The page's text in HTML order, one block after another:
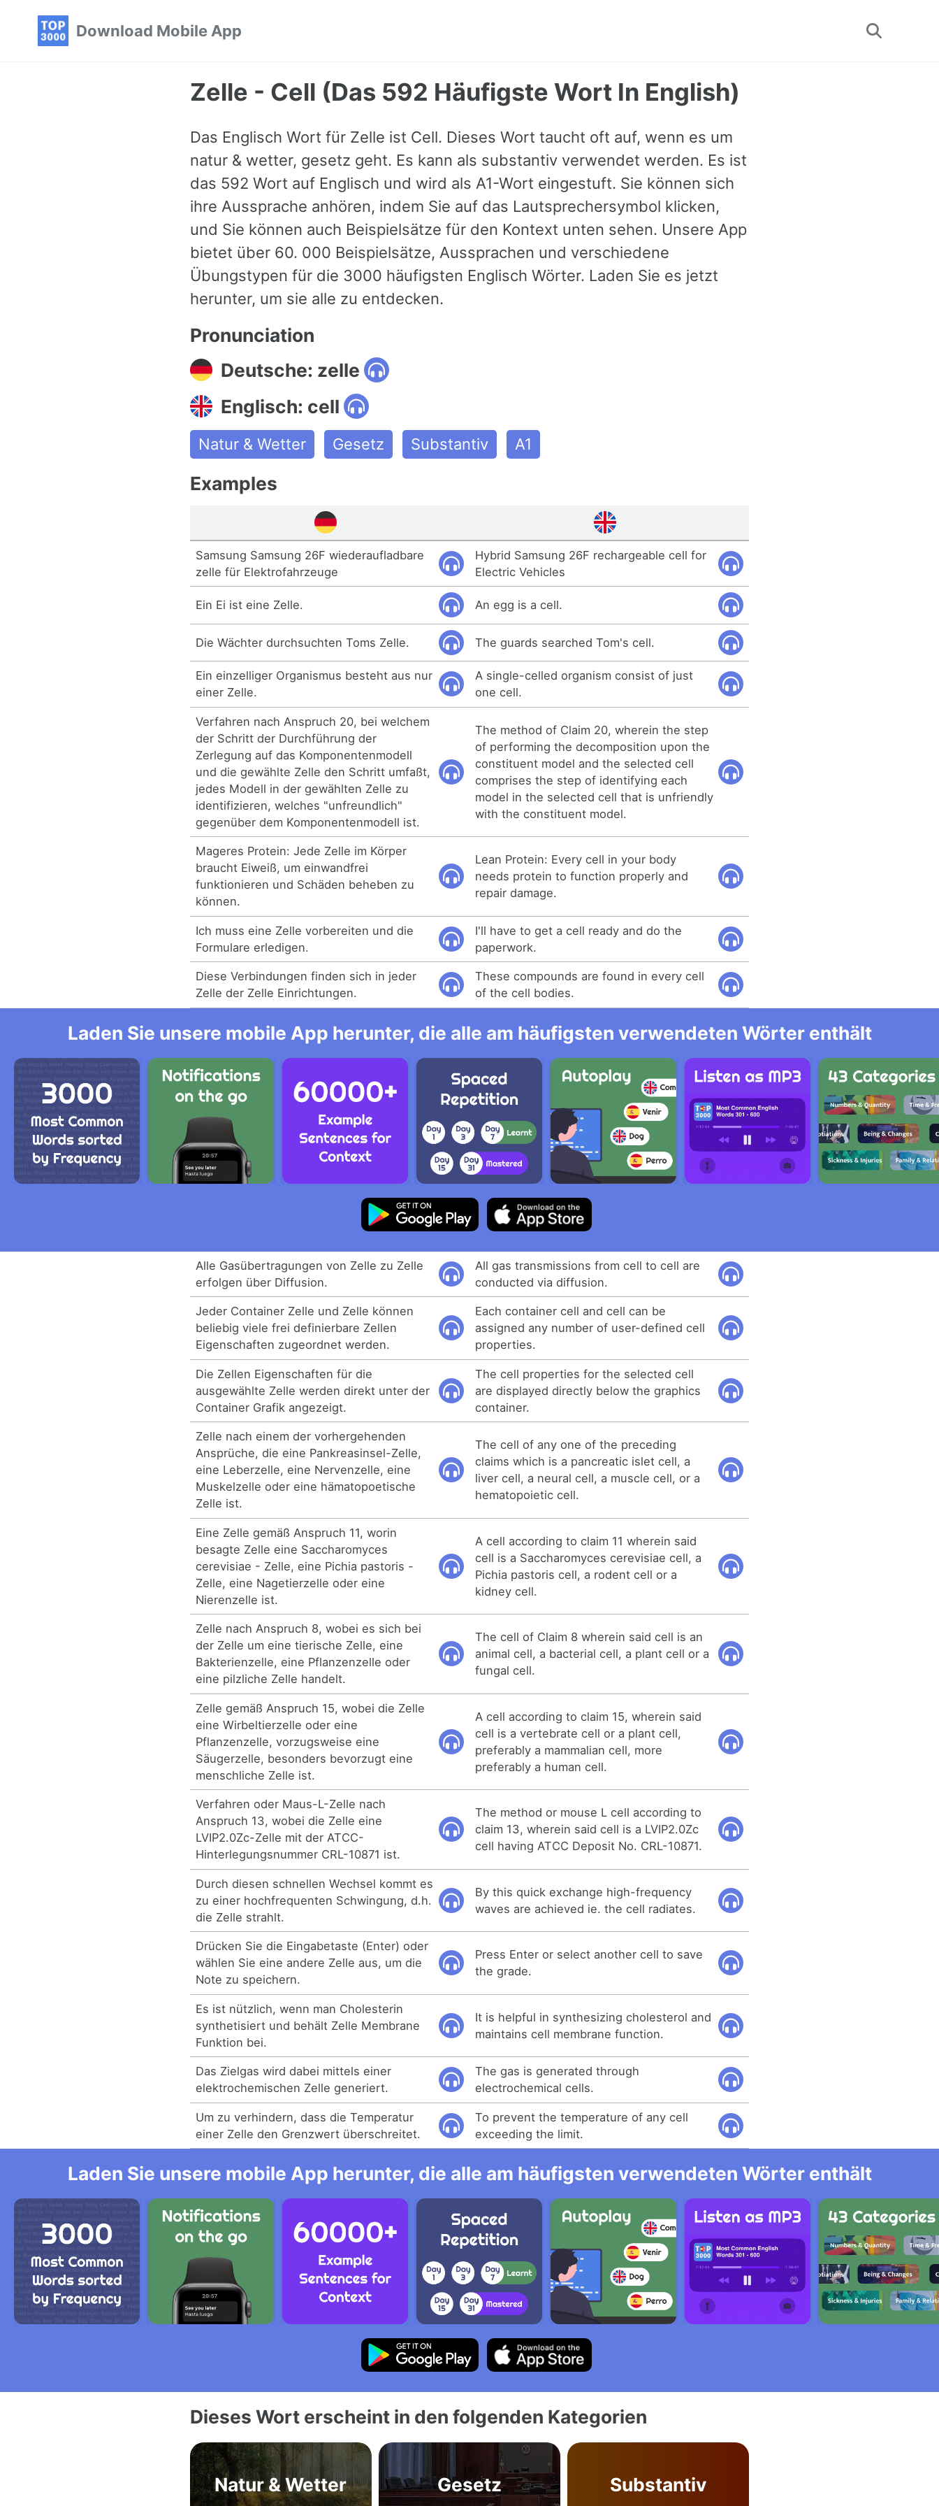
Download Mobile App
Toggle
Zelle - Cell (Das 592 Häufigste Wort In English)
Das Englisch Wort für Zelle ist Cell. Dieses Wort taucht oft auf, wenn es um
natur & wetter, gesetz geht. Es kann als substantiv verwendet werden. Es ist
das 592 Wort auf Englisch und wird als A1-Wort eingestuft. Sie können sich
ihre Aussprache anhören, indem Sie auf das Lautsprechersymbol klicken,
und Sie können auch Beispielsätze für den Kontext unten sehen. Unsere App
bietet über 60. 000 Beispielsätze, Aussprachen und verschiedene
Übungstypen für die 3000 häufigsten Englisch Wörter. Laden Sie es jetzt
herunter, um sie alle zu entdecken.
Pronunciation
Deutsche: zelle
Englisch: cell
Natur & Wetter Gesetz Substantiv A1
Examples
Samsung Samsung 26F wiederaufladbare
zelle für Elektrofahrzeuge
Hybrid Samsung 26F rechargeable cell for
Electric Vehicles
Ein Ei ist eine Zelle. An egg is a cell.
Die Wächter durchsuchten Toms Zelle. The guards searched Tom's cell.
Ein einzelliger Organismus besteht aus nur
einer Zelle.
A single-celled organism consist of just
one cell.
Verfahren nach Anspruch 20, bei welchem
der Schritt der Durchführung der
Zerlegung auf das Komponentenmodell
und die gewählte Zelle den Schritt umfaßt,
jedes Modell in der gewählten Zelle zu
identifizieren, welches "unfreundlich"
gegenüber dem Komponentenmodell ist.
The method of Claim 20, wherein the step
of performing the decomposition upon the
constituent model and the selected cell
comprises the step of identifying each
model in the selected cell that is unfriendly
with the constituent model.
Mageres Protein: Jede Zelle im Körper
braucht Eiweiß, um einwandfrei
funktionieren und Schäden beheben zu
können.
Lean Protein: Every cell in your body
needs protein to function properly and
repair damage.
Ich muss eine Zelle vorbereiten und die
Formulare erledigen.
I'll have to get a cell ready and do the
paperwork.
Diese Verbindungen finden sich in jeder
Zelle der Zelle Einrichtungen.
These compounds are found in every cell
of the cell bodies.
Laden Sie unsere mobile App herunter, die alle am häufigsten verwendeten Wörter enthält
Alle Gasübertragungen von Zelle zu Zelle
erfolgen über Diffusion.
All gas transmissions from cell to cell are
conducted via diffusion.
Jeder Container Zelle und Zelle können
beliebig viele frei definierbare Zellen
Eigenschaften zugeordnet werden.
Each container cell and cell can be
assigned any number of user-defined cell
properties.
Die Zellen Eigenschaften für die
ausgewählte Zelle werden direkt unter der
Container Grafik angezeigt.
The cell properties for the selected cell
are displayed directly below the graphics
container.
Zelle nach einem der vorhergehenden
Ansprüche, die eine Pankreasinsel-Zelle,
eine Leberzelle, eine Nervenzelle, eine
Muskelzelle oder eine hämatopoetische
Zelle ist.
The cell of any one of the preceding
claims which is a pancreatic islet cell, a
liver cell, a neural cell, a muscle cell, or a
hematopoietic cell.
Eine Zelle gemäß Anspruch 11, worin
besagte Zelle eine Saccharomyces
cerevisiae - Zelle, eine Pichia pastoris -
Zelle, eine Nagetierzelle oder eine
Nierenzelle ist.
A cell according to claim 11 wherein said
cell is a Saccharomyces cerevisiae cell, a
Pichia pastoris cell, a rodent cell or a
kidney cell.
Zelle nach Anspruch 8, wobei es sich bei
der Zelle um eine tierische Zelle, eine
Bakterienzelle, eine Pflanzenzelle oder
eine pilzliche Zelle handelt.
The cell of Claim 8 wherein said cell is an
animal cell, a bacterial cell, a plant cell or a
fungal cell.
Zelle gemäß Anspruch 15, wobei die Zelle
eine Wirbeltierzelle oder eine
Pflanzenzelle, vorzugsweise eine
Säugerzelle, besonders bevorzugt eine
menschliche Zelle ist.
A cell according to claim 15, wherein said
cell is a vertebrate cell or a plant cell,
preferably a mammalian cell, more
preferably a human cell.
Verfahren oder Maus-L-Zelle nach
Anspruch 13, wobei die Zelle eine
LVIP2.0Zc-Zelle mit der ATCC-
Hinterlegungsnummer CRL-10871 ist.
The method or mouse L cell according to
claim 13, wherein said cell is a LVIP2.0Zc
cell having ATCC Deposit No. CRL-10871.
Durch diesen schnellen Wechsel kommt es
zu einer hochfrequenten Schwingung, d.h.
die Zelle strahlt.
By this quick exchange high-frequency
waves are achieved ie. the cell radiates.
Drücken Sie die Eingabetaste (Enter) oder
wählen Sie eine andere Zelle aus, um die
Note zu speichern.
Press Enter or select another cell to save
the grade.
Es ist nützlich, wenn man Cholesterin
synthetisiert und behält Zelle Membrane
Funktion bei.
It is helpful in synthesizing cholesterol and
maintains cell membrane function.
Das Zielgas wird dabei mittels einer
elektrochemischen Zelle generiert.
The gas is generated through
electrochemical cells.
Um zu verhindern, dass die Temperatur
einer Zelle den Grenzwert überschreitet.
To prevent the temperature of any cell
exceeding the limit.
Laden Sie unsere mobile App herunter, die alle am häufigsten verwendeten Wörter enthält
Dieses Wort erscheint in den folgenden Kategorien
Natur & Wetter Gesetz Substantiv